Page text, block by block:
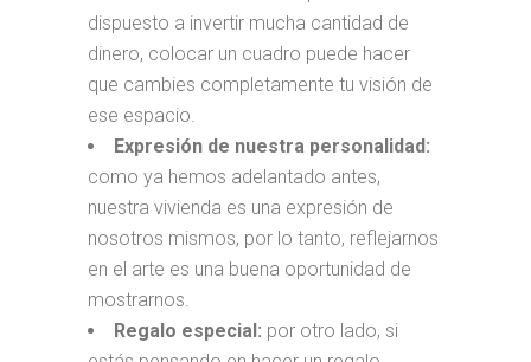
dispuesto a invertir mucha cantidad de
dinero, colocar un cuadro puede hacer
que cambies completamente tu visión de
ese espacio.
Expresión de nuestra personalidad:
como ya hemos adelantado antes,
nuestra vivienda es una expresión de
nosotros mismos, por lo tanto, reflejarnos
en el arte es una buena oportunidad de
mostrarnos.
Regalo especial: por otro lado, si